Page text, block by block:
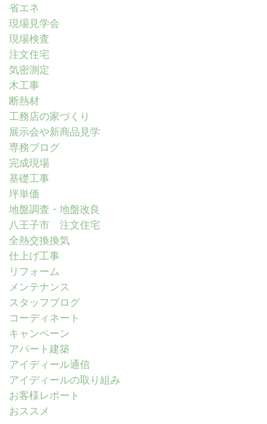
省エネ
現場見学会
現場検査
注文住宅
気密測定
木工事
断熱材
工務店の家づくり
展示会や新商品見学
専務ブログ
完成現場
基礎工事
坪単価
地盤調査・地盤改良
八王子市 注文住宅
全熱交換換気
仕上げ工事
リフォーム
メンテナンス
スタッフブログ
コーディネート
キャンペーン
アパート建築
アイディール通信
アイディールの取り組み
お客様レポート
おススメ